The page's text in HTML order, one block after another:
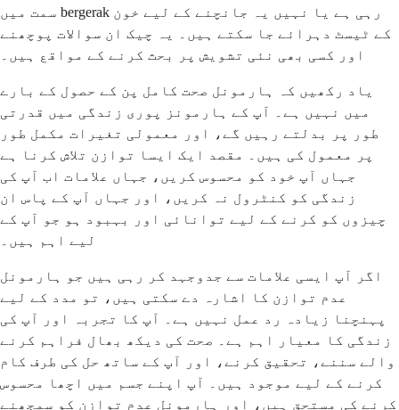
سمت میں bergerak رہی ہے یا نہیں یہ جانچنے کے لیے خون
کے ٹیسٹ دہرائے جا سکتے ہیں۔ یہ چیک ان سوالات پوچھنے
اور کسی بھی نئی تشویش پر بحث کرنے کے مواقع ہیں۔
یاد رکھیں کہ ہارمونل صحت کامل پن کے حصول کے بارے
میں نہیں ہے۔ آپ کے ہارمونز پوری زندگی میں قدرتی
طور پر بدلتے رہیں گے، اور معمولی تغیرات مکمل طور
پر معمول کی ہیں۔ مقصد ایک ایسا توازن تلاش کرنا ہے
جہاں آپ خود کو محسوس کریں، جہاں علامات اب آپ کی
زندگی کو کنٹرول نہ کریں، اور جہاں آپ کے پاس ان
چیزوں کو کرنے کے لیے توانائی اور بہبود ہو جو آپ کے
لیے اہم ہیں۔
اگر آپ ایسی علامات سے جدوجہد کر رہی ہیں جو ہارمونل
عدم توازن کا اشارہ دے سکتی ہیں، تو مدد کے لیے
پہنچنا زیادہ رد عمل نہیں ہے۔ آپ کا تجربہ اور آپ کی
زندگی کا معیار اہم ہے۔ صحت کی دیکھ بھال فراہم کرنے
والے سننے، تحقیق کرنے، اور آپ کے ساتھ حل کی طرف کام
کرنے کے لیے موجود ہیں۔ آپ اپنے جسم میں اچھا محسوس
کرنے کی مستحق ہیں، اور ہارمونل عدم توازن کو سمجھنے